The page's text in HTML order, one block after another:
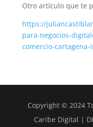
Otro artículo que te
https://
para-negocios-
comercio-cartagena-
Copyright © 2024
Caribe Digital |